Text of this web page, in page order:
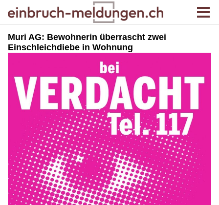
Muri AG: Bewohnerin überrascht zwei
Einschleichdiebe in Wohnung